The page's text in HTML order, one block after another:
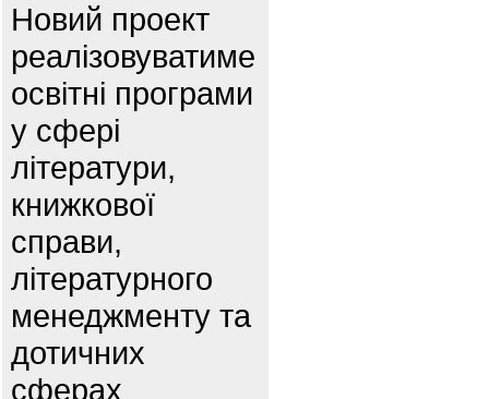
Новий проект
реалізовуватиме
освітні програми
у сфері
літератури,
книжкової
справи,
літературного
менеджменту та
дотичних
сферах